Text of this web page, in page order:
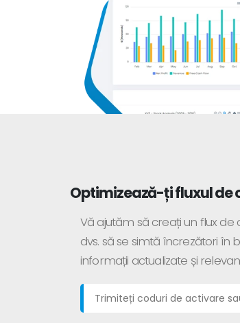
Optimizează-ți fluxul de
Vă ajutăm să creați un flux de
dvs. să se simtă încrezători în
informații actualizate și
Trimiteți coduri de activare